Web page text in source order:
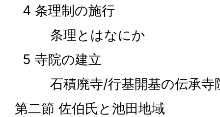
4 条理制の施行
条理とはなにか
5 寺院の建立
石積廃寺/行基開基の伝承寺
第二節 佐伯氏と池田地域